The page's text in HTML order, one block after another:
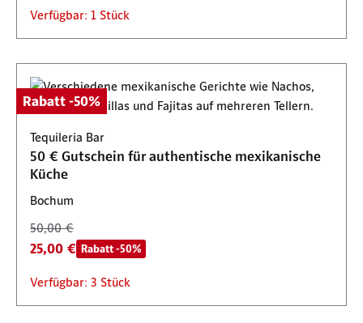
Verfügbar: 1 Stück
Rabatt -50%
Tequileria Bar
50 € Gutschein für authentische mexikanische
Küche
Bochum
50,00 €
25,00 € Rabatt -50%
Verfügbar: 3 Stück